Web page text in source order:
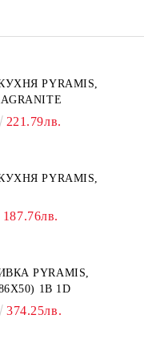
PYRAMIS,
221.79лв.
PYRAMIS,
187.76лв.
PYRAMIS,
1B 1D
374.25лв.